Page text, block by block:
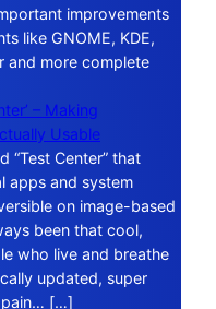
improvements
like GNOME, KDE,
and more complete
– Making
Usable
“Test Center” that
apps and system
on image-based
been that cool,
who live and breathe
updated, super
pain… […]